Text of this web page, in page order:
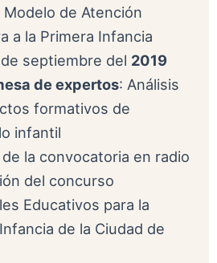
Modelo de Atención
a la Primera Infancia
septiembre del 2019
de expertos: Análisis
formativos de
infantil
la convocatoria en radio
del concurso
Educativos para la
de la Ciudad de